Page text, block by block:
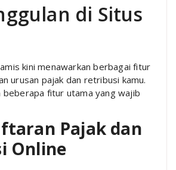
di Situs
kini menawarkan berbagai fitur
urusan pajak dan retribusi kamu.
beberapa fitur utama yang wajib
Pajak dan
Online